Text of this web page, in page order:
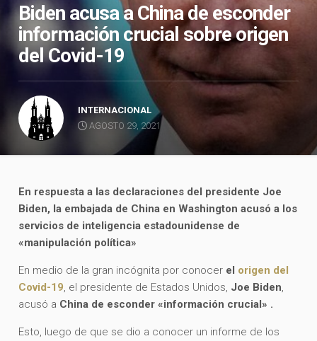
Biden acusa a China de esconder
información crucial sobre origen
del Covid-19
INTERNACIONAL
AGOSTO 29, 2021
En respuesta a las declaraciones del presidente Joe
Biden, la embajada de China en Washington acusó a los
servicios de inteligencia estadounidense de
«manipulación política»
En medio de la gran incógnita por conocer el origen del
Covid-19, el presidente de Estados Unidos, Joe Biden,
acusó a China de esconder «información crucial» .
Esto, luego de que se dio a conocer un informe de los